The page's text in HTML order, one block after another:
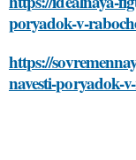
poryadok-v-
https://
navesti-poryadok-